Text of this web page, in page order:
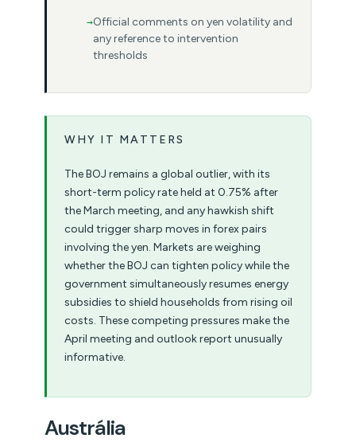
Official comments on yen volatility and
any reference to intervention
thresholds
WHY IT MATTERS
The BOJ remains a global outlier, with its
short-term policy rate held at 0.75% after
the March meeting, and any hawkish shift
could trigger sharp moves in forex pairs
involving the yen. Markets are weighing
whether the BOJ can tighten policy while the
government simultaneously resumes energy
subsidies to shield households from rising oil
costs. These competing pressures make the
April meeting and outlook report unusually
informative.
Austrália